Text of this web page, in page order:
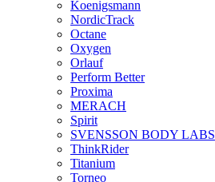
Koenigsmann
NordicTrack
Octane
Oxygen
Orlauf
Perform Better
Proxima
MERACH
Spirit
SVENSSON BODY LABS
ThinkRider
Titanium
Torneo